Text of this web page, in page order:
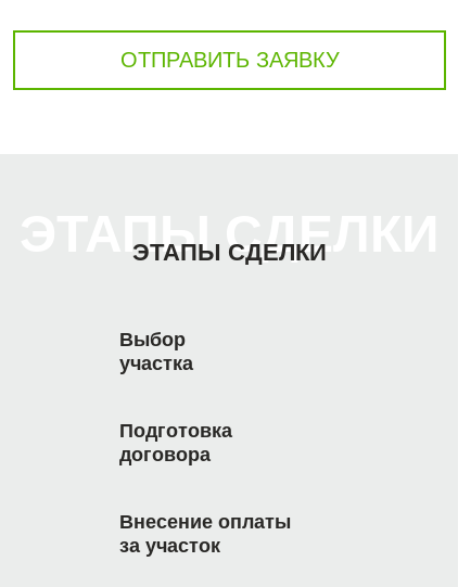
ОТПРАВИТЬ ЗАЯВКУ
ЭТАПЫ СДЕЛКИ
ЭТАПЫ СДЕЛКИ
Выбор
участка
Подготовка
договора
Внесение оплаты
за участок